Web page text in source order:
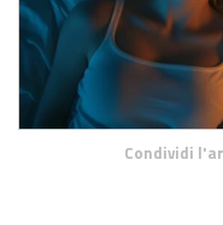
Condividi